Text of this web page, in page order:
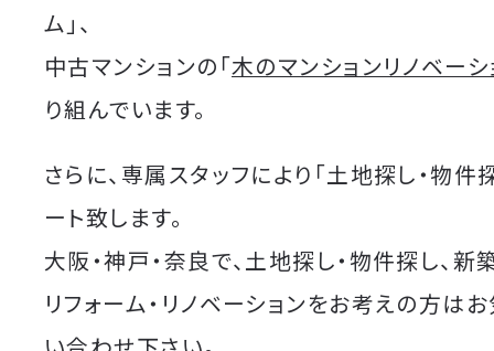
ム」、
中古マンションの「木のマンションリノベーシ
り組んでいます。
さらに、専属スタッフにより「土地探し・物件
ート致します。
大阪・神戸・奈良で、土地探し・物件探し、新
リフォーム・リノベーションをお考えの方は